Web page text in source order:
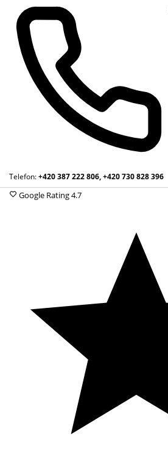
Telefon:+420 387 222 806, +420 730 828 396
Google Rating4.7